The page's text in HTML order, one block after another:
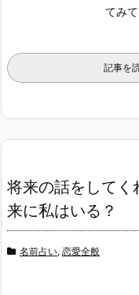
てみ
記事を
将来の話をしてく
来に私はいる？
名前占い, 恋愛全般